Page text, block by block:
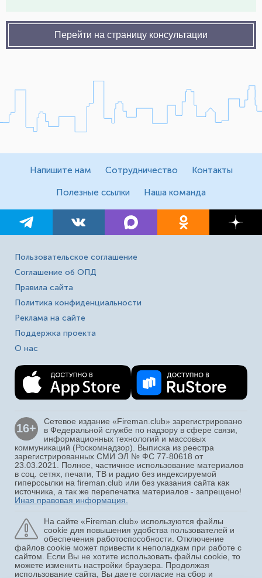
Перейти на страницу консультации
Напишите нам Сотрудничество Контакты
Полезные ссылки Наша команда
Пользовательское соглашение
Соглашение об ОПД
Правила сайта
Политика конфиденциальности
Реклама на сайте
Поддержка проекта
О нас
16+
Сетевое издание «Fireman.club» зарегистрировано
в Федеральной службе по надзору в сфере связи,
информационных технологий и массовых
коммуникаций (Роскомнадзор). Выписка из реестра
зарегистрированных СМИ ЭЛ № ФС 77-80618 от
23.03.2021. Полное, частичное использование материалов
в соц. сетях, печати, ТВ и радио без индексируемой
гиперссылки на fireman.club или без указания сайта как
источника, а так же перепечатка материалов - запрещено!
Иная правовая информация.
На сайте «Fireman.club» используются файлы
cookie для повышения удобства пользователей и
обеспечения работоспособности. Отключение
файлов cookie может привести к неполадкам при работе с
сайтом. Если Вы не хотите использовать файлы cookie, то
можете изменить настройки браузера. Продолжая
использование сайта, Вы даете согласие на сбор и